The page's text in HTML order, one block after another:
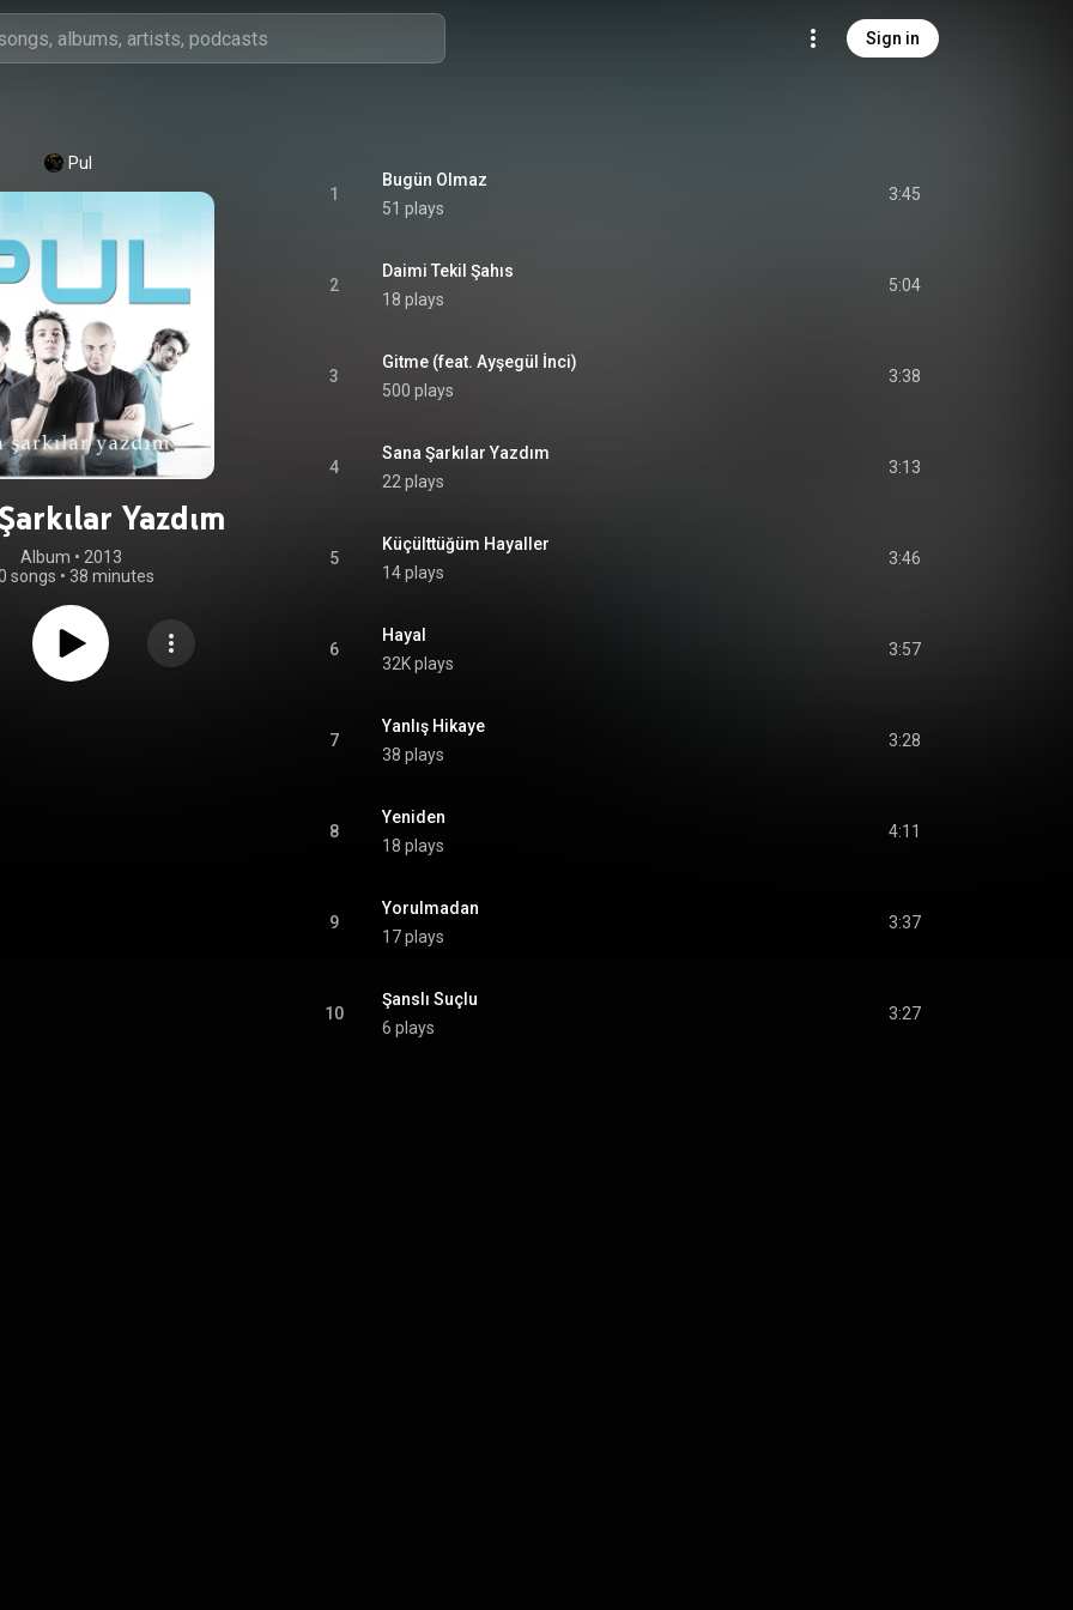
Sign in
Pul
Yazdım
Album • 2013
songs • 38 minutes
1
Bugün Olmaz
51 plays
3:45
2
Daimi Tekil Şahıs
18 plays
5:04
3
Gitme (feat. Ayşegül İnci)
500 plays
3:38
4
Sana Şarkılar Yazdım
22 plays
3:13
5
Küçülttüğüm Hayaller
14 plays
3:46
6
Hayal
32K plays
3:57
7
Yanlış Hikaye
38 plays
3:28
8
Yeniden
18 plays
4:11
9
Yorulmadan
17 plays
3:37
10
Şanslı Suçlu
6 plays
3:27